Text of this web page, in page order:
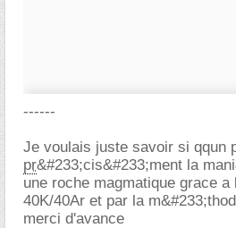
------
Je voulais juste savoir si qqun
pr&#233;cis&#233;ment la
une roche magmatique grace a
40K/40Ar et par la
merci d'avance